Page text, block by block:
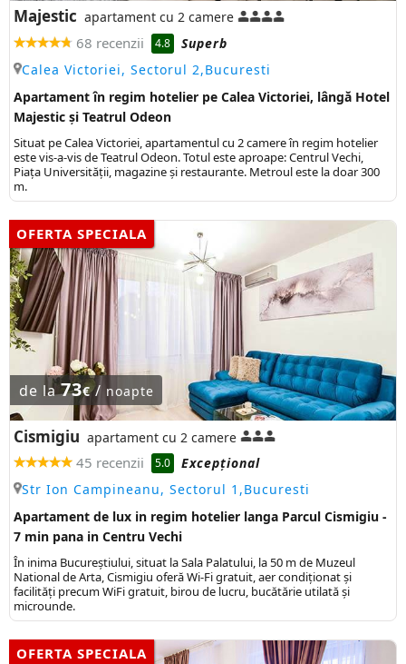
Majestic apartament cu 2 camere
68 recenzii 4.8
Superb
Calea Victoriei, Sectorul 2,Bucuresti
Apartament în regim hotelier pe Calea Victoriei, lângă Hotel
Majestic și Teatrul Odeon
Situat pe Calea Victoriei, apartamentul cu 2 camere în regim hotelier
este vis-a-vis de Teatrul Odeon. Totul este aproape: Centrul Vechi,
Piața Universității, magazine și restaurante. Metroul este la doar 300
m.
OFERTA SPECIALA
de la73€/ noapte
Cismigiu apartament cu 2 camere
45 recenzii 5.0
Excepţional
Str Ion Campineanu, Sectorul 1,Bucuresti
Apartament de lux in regim hotelier langa Parcul Cismigiu -
7 min pana in Centru Vechi
În inima Bucureștiului, situat la Sala Palatului, la 50 m de Muzeul
National de Arta, Cismigiu oferă Wi-Fi gratuit, aer condiționat și
facilități precum WiFi gratuit, birou de lucru, bucătărie utilată și
microunde.
OFERTA SPECIALA